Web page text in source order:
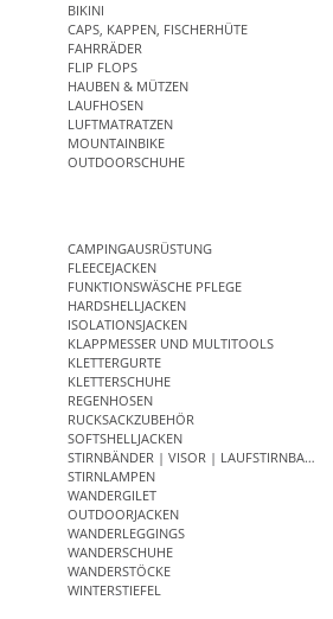
BIKINI
CAPS, KAPPEN, FISCHERHÜTE
FAHRRÄDER
FLIP FLOPS
HAUBEN & MÜTZEN
LAUFHOSEN
LUFTMATRATZEN
MOUNTAINBIKE
OUTDOORSCHUHE
CAMPINGAUSRÜSTUNG
FLEECEJACKEN
FUNKTIONSWÄSCHE PFLEGE
HARDSHELLJACKEN
ISOLATIONSJACKEN
KLAPPMESSER UND MULTITOOLS
KLETTERGURTE
KLETTERSCHUHE
REGENHOSEN
RUCKSACKZUBEHÖR
SOFTSHELLJACKEN
STIRNBÄNDER | VISOR | LAUFSTIRNBAND
STIRNLAMPEN
WANDERGILET
OUTDOORJACKEN
WANDERLEGGINGS
WANDERSCHUHE
WANDERSTÖCKE
WINTERSTIEFEL